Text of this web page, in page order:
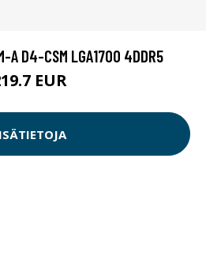
A D4-CSM LGA1700 4DDR5
EUR